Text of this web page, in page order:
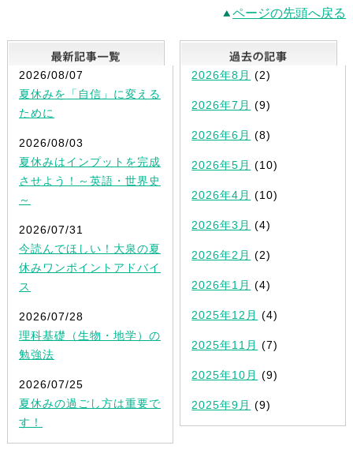
ページの先頭へ戻る
最新記事一覧
2026/08/07
夏休みを「自信」に変える
ために
2026/08/03
夏休みはインプットを完成
させよう！～英語・世界史
～
2026/07/31
今読んでほしい！大泉の夏
休みワンポイントアドバイ
ス
2026/07/28
理科基礎（生物・地学）の
勉強法
2026/07/25
夏休みの過ごし方は重要で
す！
2026年8月 (2)
2026年7月 (9)
2026年6月 (8)
2026年5月 (10)
2026年4月 (10)
2026年3月 (4)
2026年2月 (2)
2026年1月 (4)
2025年12月 (4)
2025年11月 (7)
2025年10月 (9)
2025年9月 (9)